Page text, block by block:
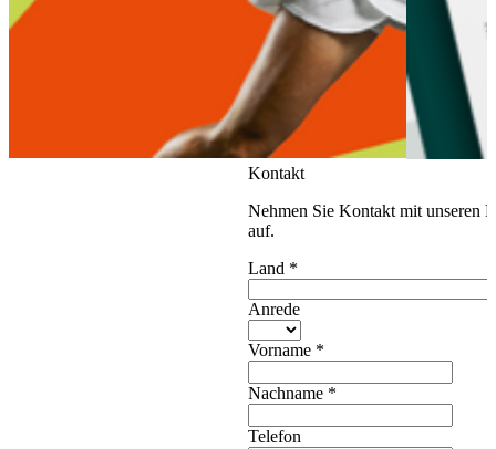
Kontakt
Nehmen Sie Kontakt mit unseren
auf.
Land *
Anrede
Vorname *
Nachname *
Telefon